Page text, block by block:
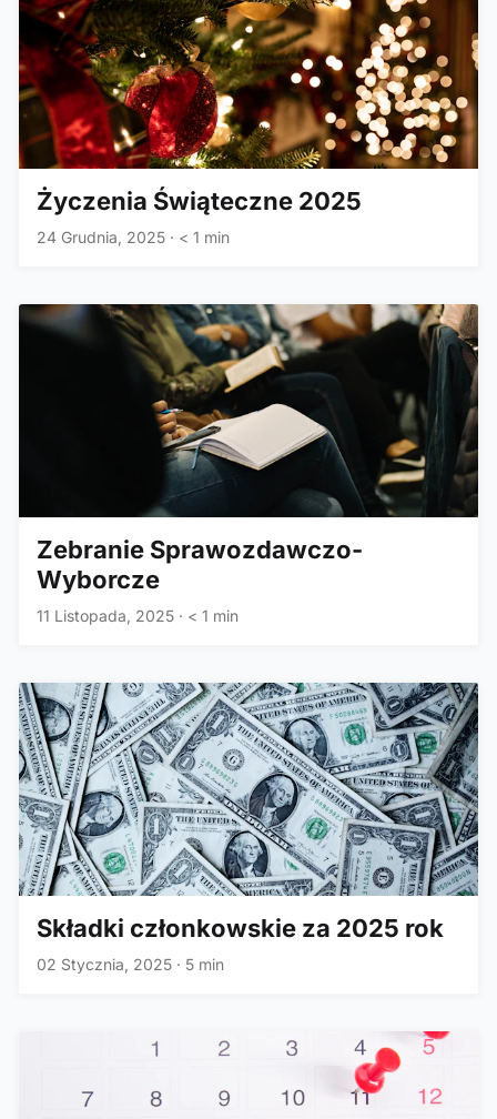
Życzenia Świąteczne 2025
24 Grudnia, 2025 · < 1 min
Zebranie Sprawozdawczo-
Wyborcze
11 Listopada, 2025 · < 1 min
Składki członkowskie za 2025 rok
02 Stycznia, 2025 · 5 min